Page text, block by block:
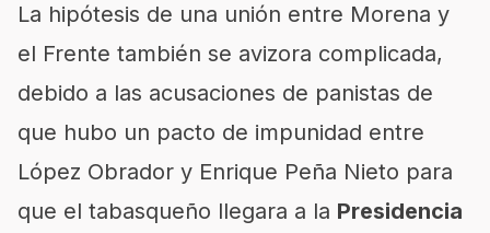
La hipótesis de una unión entre Morena y
el Frente también se avizora complicada,
debido a las acusaciones de panistas de
que hubo un pacto de impunidad entre
López Obrador y Enrique Peña Nieto para
que el tabasqueño llegara a la Presidencia